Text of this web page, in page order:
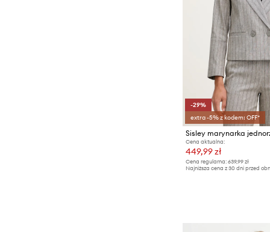
-29%
extra -5% z kodem: OFF*
Cena aktualna:
449,99 zł
Cena regularna: 639,99 zł
Najniższa cena z 30 dni przed